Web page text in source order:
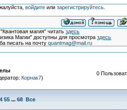
войдитеили зарегистрируйтесь.
магия" читатьздесь
Магии" доступны для просмотраздесь
писать на почтуquantmag@mail.ru
Корнак7)
0
55 ... 68 Все